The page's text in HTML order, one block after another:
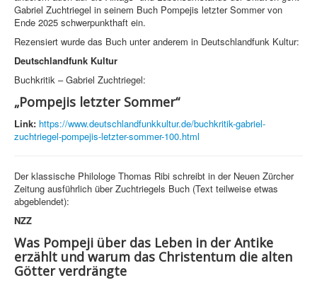
Gabriel Zuchtriegel in seinem Buch Pompejis letzter Sommer von
Ende 2025 schwerpunkthaft ein.
Rezensiert wurde das Buch unter anderem in Deutschlandfunk Kultur:
Deutschlandfunk Kultur
Buchkritik – Gabriel Zuchtriegel:
„Pompejis letzter Sommer“
Link: https://www.deutschlandfunkkultur.de/buchkritik-gabriel-
zuchtriegel-pompejis-letzter-sommer-100.html
Der klassische Philologe Thomas Ribi schreibt in der Neuen Zürcher
Zeitung ausführlich über Zuchtriegels Buch (Text teilweise etwas
abgeblendet):
NZZ
Was Pompeji über das Leben in der Antike
erzählt und warum das Christentum die alten
Götter verdrängte